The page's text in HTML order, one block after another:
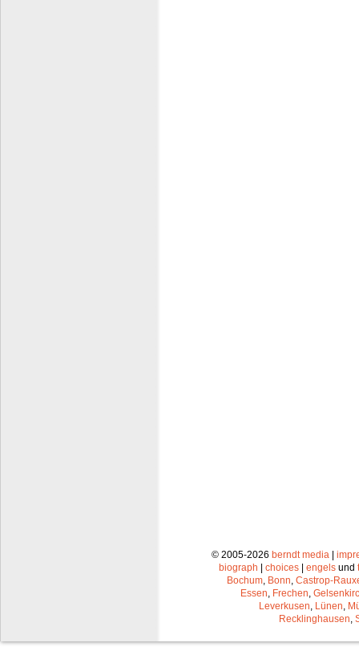
© 2005-2026 berndt media |
biograph | choices | engels und
Bochum Bonn Castrop-
Essen Frechen
Leverkusen Lünen
Recklinghausen